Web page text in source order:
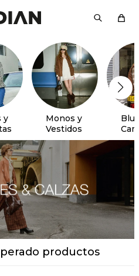
y
Monos y
Vestidos
productos